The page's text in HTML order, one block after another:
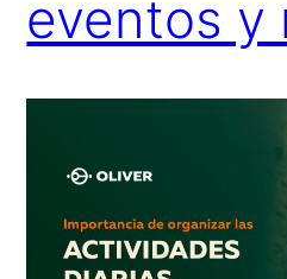
eventos y